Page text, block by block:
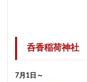
呑香稲荷神社
7月1日～